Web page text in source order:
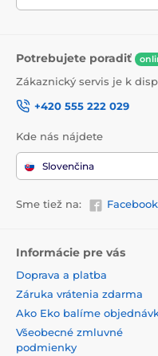
Potrebujete poradiť
Zákaznický servis je k
+420 555 222 029
Kde nás nájdete
Slovenčina
Sme tiež na: Facebook
Informácie pre vás
Doprava a platba
Záruka vrátenia zdarma
Ako Eko balíme
Všeobecné zmluvné
podmienky